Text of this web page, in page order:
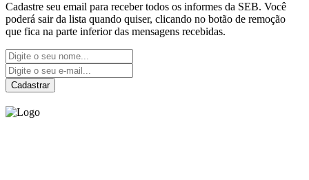
Cadastre seu email para receber todos os informes da SEB. Você
poderá sair da lista quando quiser, clicando no botão de remoção
que fica na parte inferior das mensagens recebidas.
Cadastrar